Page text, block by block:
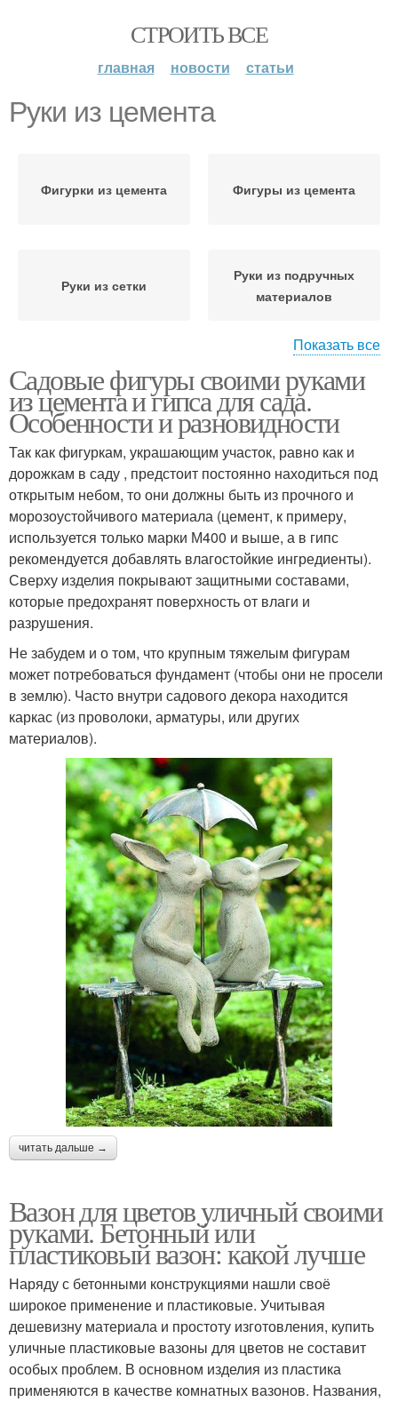
СТРОИТЬ ВСЕ
главная новости статьи
Руки из цемента
Фигурки из цемента Фигуры из цемента
Руки из сетки
Руки из подручных
материалов
Горшок из цемента Раствор из цемента
Руки из гипса
Руки из гипсовой
штукатурки
Вазоны из цемента
Руки из бросового
материала
Руки в домашних
условиях
Изделия из цемента
Вазы из цемента Руки для сада
Руки из дерева
Показать все
Садовые фигуры своими руками
из цемента и гипса для сада.
Особенности и разновидности
Так как фигуркам, украшающим участок, равно как и
дорожкам в саду , предстоит постоянно находиться под
открытым небом, то они должны быть из прочного и
морозоустойчивого материала (цемент, к примеру,
используется только марки М400 и выше, а в гипс
рекомендуется добавлять влагостойкие ингредиенты).
Сверху изделия покрывают защитными составами,
которые предохранят поверхность от влаги и
разрушения.
Не забудем и о том, что крупным тяжелым фигурам
может потребоваться фундамент (чтобы они не просели
в землю). Часто внутри садового декора находится
каркас (из проволоки, арматуры, или других
материалов).
читать дальше →
Вазон для цветов уличный своими
руками. Бетонный или
пластиковый вазон: какой лучше
Наряду с бетонными конструкциями нашли своё
широкое применение и пластиковые. Учитывая
дешевизну материала и простоту изготовления, купить
уличные пластиковые вазоны для цветов не составит
особых проблем. В основном изделия из пластика
применяются в качестве комнатных вазонов. Названия,